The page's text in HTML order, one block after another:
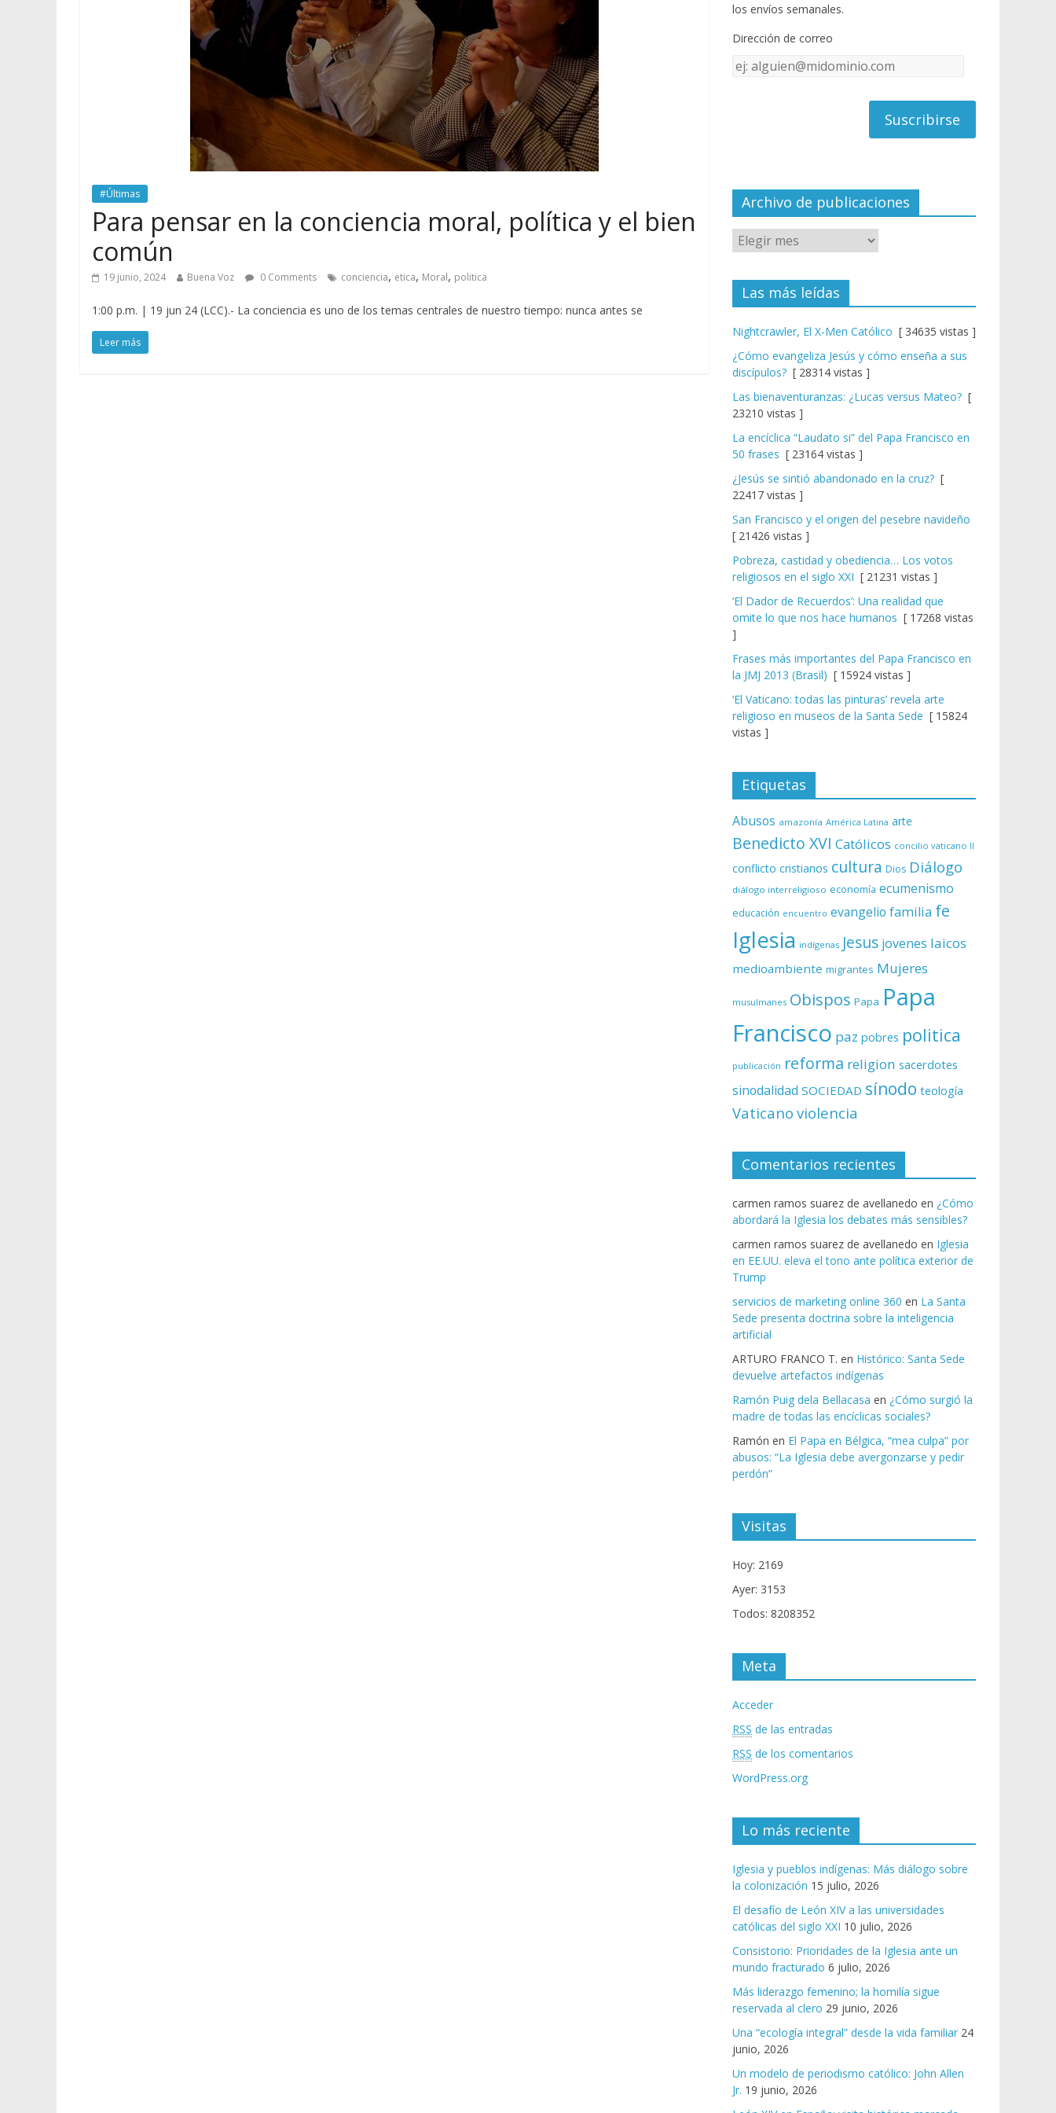
#Últimas
Para pensar en la conciencia moral, política y el bien
común
19 junio, 2024 Buena Voz 0 Comments conciencia, etica, Moral, politica
1:00 p.m. | 19 jun 24 (LCC).- La conciencia es uno de los temas centrales de nuestro tiempo: nunca antes se
Leer más
o
k e
C
el
los envíos semanales.
Dirección de correo
Dirección
Archivo de publicaciones
Las más leídas
Nightcrawler, El X-Men Católico [ 34635 vistas ]
¿Cómo evangeliza Jesús y cómo enseña a sus
discípulos? [ 28314 vistas ]
Las bienaventuranzas: ¿Lucas versus Mateo? [
23210 vistas ]
La encíclica “Laudato si” del Papa Francisco en
50 frases [ 23164 vistas ]
¿Jesús se sintió abandonado en la cruz? [
22417 vistas ]
San Francisco y el origen del pesebre navideño
[ 21426 vistas ]
Pobreza, castidad y obediencia… Los votos
religiosos en el siglo XXI [ 21231 vistas ]
‘El Dador de Recuerdos’: Una realidad que
omite lo que nos hace humanos [ 17268 vistas
]
Frases más importantes del Papa Francisco en
la JMJ 2013 (Brasil) [ 15924 vistas ]
‘El Vaticano: todas las pinturas’ revela arte
religioso en museos de la Santa Sede [ 15824
vistas ]
Etiquetas
Abusos amazonía América Latina arte
Benedicto XVI Católicos concilio vaticano II
conflicto cristianos cultura Dios Diálogo
diálogo interreligioso economía ecumenismo
educación encuentro evangelio familia fe
Iglesia indígenas Jesus jovenes laicos
medioambiente migrantes Mujeres
musulmanes Obispos Papa Papa
Francisco paz pobres politica
publicación reforma religion sacerdotes
sinodalidad SOCIEDAD sínodo teología
Vaticano violencia
Comentarios recientes
carmen ramos suarez de avellanedo en ¿Cómo
abordará la Iglesia los debates más sensibles?
carmen ramos suarez de avellanedo en Iglesia
en EE.UU. eleva el tono ante política exterior de
Trump
servicios de marketing online 360 en La Santa
Sede presenta doctrina sobre la inteligencia
artificial
ARTURO FRANCO T. en Histórico: Santa Sede
devuelve artefactos indígenas
Ramón Puig dela Bellacasa en ¿Cómo surgió la
madre de todas las encíclicas sociales?
Ramón en El Papa en Bélgica, “mea culpa” por
abusos: “La Iglesia debe avergonzarse y pedir
perdón”
Visitas
Hoy: 2169
Ayer: 3153
Todos: 8208352
Meta
Acceder
RSS de las entradas
RSS de los comentarios
WordPress.org
Lo más reciente
Iglesia y pueblos indígenas: Más diálogo sobre
la colonización 15 julio, 2026
El desafío de León XIV a las universidades
católicas del siglo XXI 10 julio, 2026
Consistorio: Prioridades de la Iglesia ante un
mundo fracturado 6 julio, 2026
Más liderazgo femenino; la homilía sigue
reservada al clero 29 junio, 2026
Una “ecología integral” desde la vida familiar 24
junio, 2026
Un modelo de periodismo católico: John Allen
Jr. 19 junio, 2026